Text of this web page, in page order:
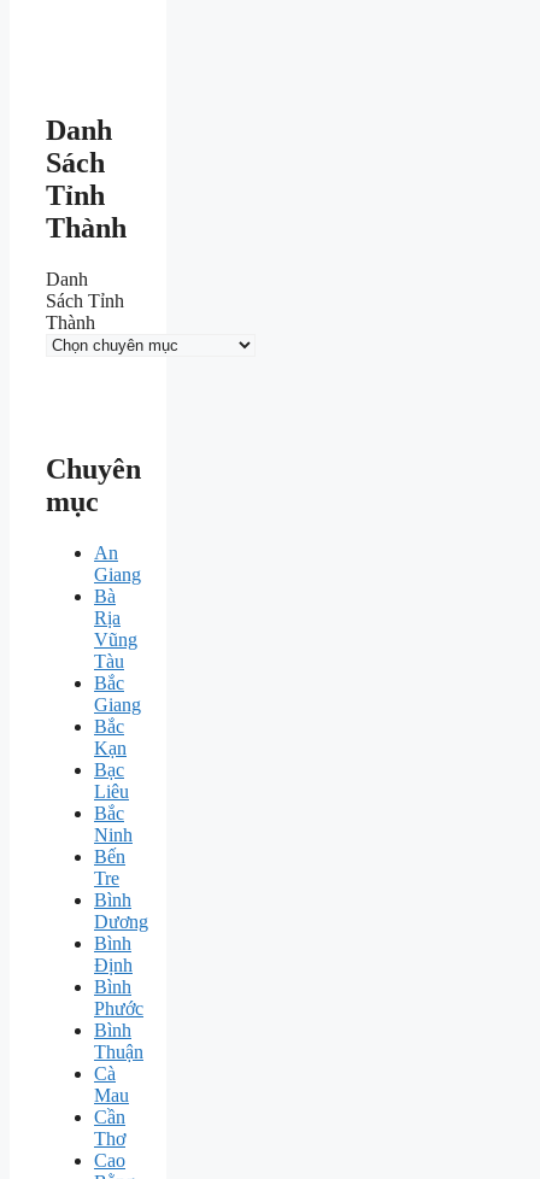
Danh
Sách
Tỉnh
Thành
Danh
Sách Tỉnh
Thành
Chuyên
mục
An
Giang
Bà
Rịa
Vũng
Tàu
Bắc
Giang
Bắc
Kạn
Bạc
Liêu
Bắc
Ninh
Bến
Tre
Bình
Dương
Bình
Định
Bình
Phước
Bình
Thuận
Cà
Mau
Cần
Thơ
Cao